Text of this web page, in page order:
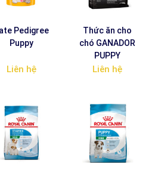
Pedigree
Puppy
Liên hệ
Thức ăn cho
chó GANADOR
PUPPY
Liên hệ